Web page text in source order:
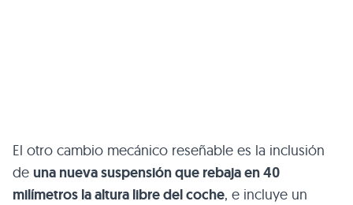
El otro cambio mecánico reseñable es la inclusión
de una nueva suspensión que rebaja en 40
milímetros la altura libre del coche, e incluye un